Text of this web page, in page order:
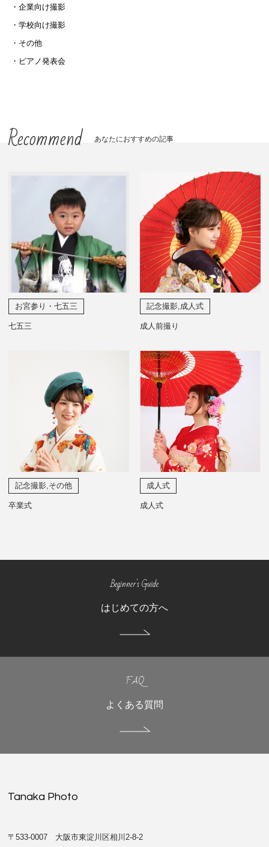
企業向け撮影
学校向け撮影
その他
ピアノ発表会
Recommend あなたにおすすめの記事
お宮参り・七五三
七五三
記念撮影,成人式
成人前撮り
記念撮影,その他
卒業式
成人式
成人式
Beginner's Guide
はじめての方へ
FAQ
よくある質問
Tanaka Photo
〒533-0007 大阪市東淀川区相川2-8-2